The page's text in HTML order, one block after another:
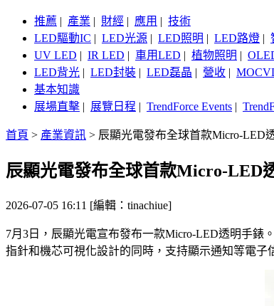
推薦 | 產業 | 財經 | 應用 | 技術
LED驅動IC | LED光源 | LED照明 | LED路燈 |
UV LED | IR LED | 車用LED | 植物照明 |
LED背光 | LED封裝 | LED磊晶 | 營收 |
基本知識
展場直擊 | 展覽日程 | TrendForce Events |
首頁 > 產業資訊 > 辰顯光電發布全球首款Micro-LED
辰顯光電發布全球首款Micro-LED
2026-07-05 16:11 [編輯：tinachiue]
7月3日，辰顯光電宣布發布一款Micro-LED透明手錶
指針和機芯可視化設計的同時，支持顯示通知等電子